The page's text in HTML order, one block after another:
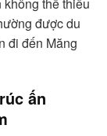
được du
đi đến Măng
ấn